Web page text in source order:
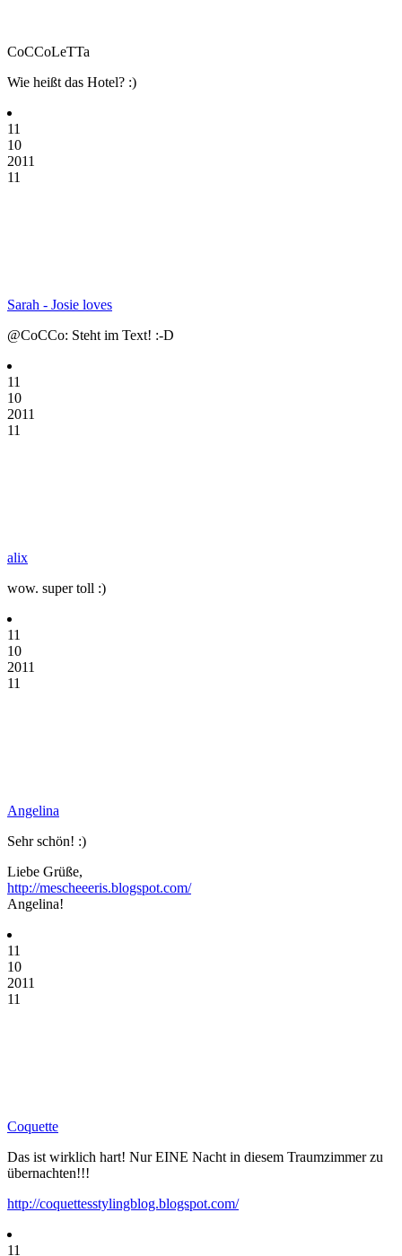
CoCCoLeTTa
Wie heißt das Hotel? :)
11
10
2011
11
Sarah - Josie loves
@CoCCo: Steht im Text! :-D
11
10
2011
11
alix
wow. super toll :)
11
10
2011
11
Angelina
Sehr schön! :)
Liebe Grüße,
http://mescheeeris.blogspot.com/
Angelina!
11
10
2011
11
Coquette
Das ist wirklich hart! Nur EINE Nacht in diesem Traumzimmer zu
übernachten!!!
http://coquettesstylingblog.blogspot.com/
11